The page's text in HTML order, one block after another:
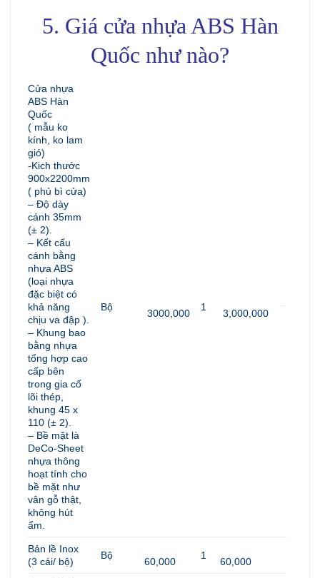
5. Giá cửa nhựa ABS Hàn
Quốc như nào?
Cửa nhựa
ABS Hàn
Quốc
( mẫu ko
kính, ko lam
gió)
-Kich thước
900x2200mm
( phủ bì cửa)
– Độ dày
cánh 35mm
(± 2).
– Kết cấu
cánh bằng
nhựa ABS
(loại nhựa
đặc biệt có
khả năng
chịu va đập ).
– Khung bao
bằng nhựa
tổng hợp cao
cấp bên
trong gia cố
lõi thép,
khung 45 x
110 (± 2).
– Bề mặt là
DeCo-Sheet
nhựa thông
hoạt tính cho
bề mặt như
vân gỗ thật,
không hút
ẩm.
Bộ
3000,000
1
3,000,000
Bản lề Inox
(3 cái/ bộ)
Bộ
60,000
1
60,000